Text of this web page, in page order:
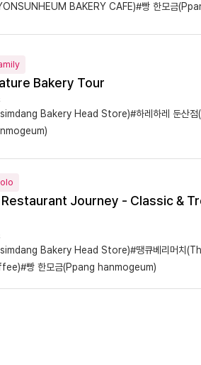
BAKERY CAFE)#빵 한모금
Bakery Tour
Bakery Head Store)#하레하레 둔산
Journey - Classic &
Bakery Head Store)#땡큐베리머치
#빵 한모금(Ppang hanmogeum)